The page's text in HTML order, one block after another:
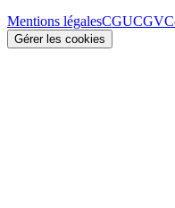
Mentions légalesCGUCGV
Gérer les cookies